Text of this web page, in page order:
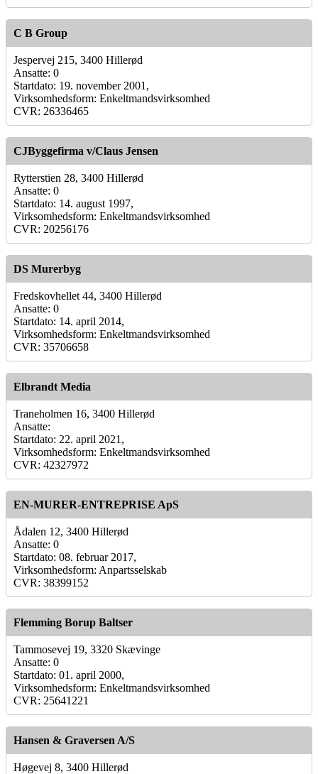
C B Group
Jespervej 215, 3400 Hillerød
Ansatte: 0
Startdato: 19. november 2001,
Virksomhedsform: Enkeltmandsvirksomhed
CVR: 26336465
CJByggefirma v/Claus Jensen
Rytterstien 28, 3400 Hillerød
Ansatte: 0
Startdato: 14. august 1997,
Virksomhedsform: Enkeltmandsvirksomhed
CVR: 20256176
DS Murerbyg
Fredskovhellet 44, 3400 Hillerød
Ansatte: 0
Startdato: 14. april 2014,
Virksomhedsform: Enkeltmandsvirksomhed
CVR: 35706658
Elbrandt Media
Traneholmen 16, 3400 Hillerød
Ansatte:
Startdato: 22. april 2021,
Virksomhedsform: Enkeltmandsvirksomhed
CVR: 42327972
EN-MURER-ENTREPRISE ApS
Ådalen 12, 3400 Hillerød
Ansatte: 0
Startdato: 08. februar 2017,
Virksomhedsform: Anpartsselskab
CVR: 38399152
Flemming Borup Baltser
Tammosevej 19, 3320 Skævinge
Ansatte: 0
Startdato: 01. april 2000,
Virksomhedsform: Enkeltmandsvirksomhed
CVR: 25641221
Hansen & Graversen A/S
Høgevej 8, 3400 Hillerød